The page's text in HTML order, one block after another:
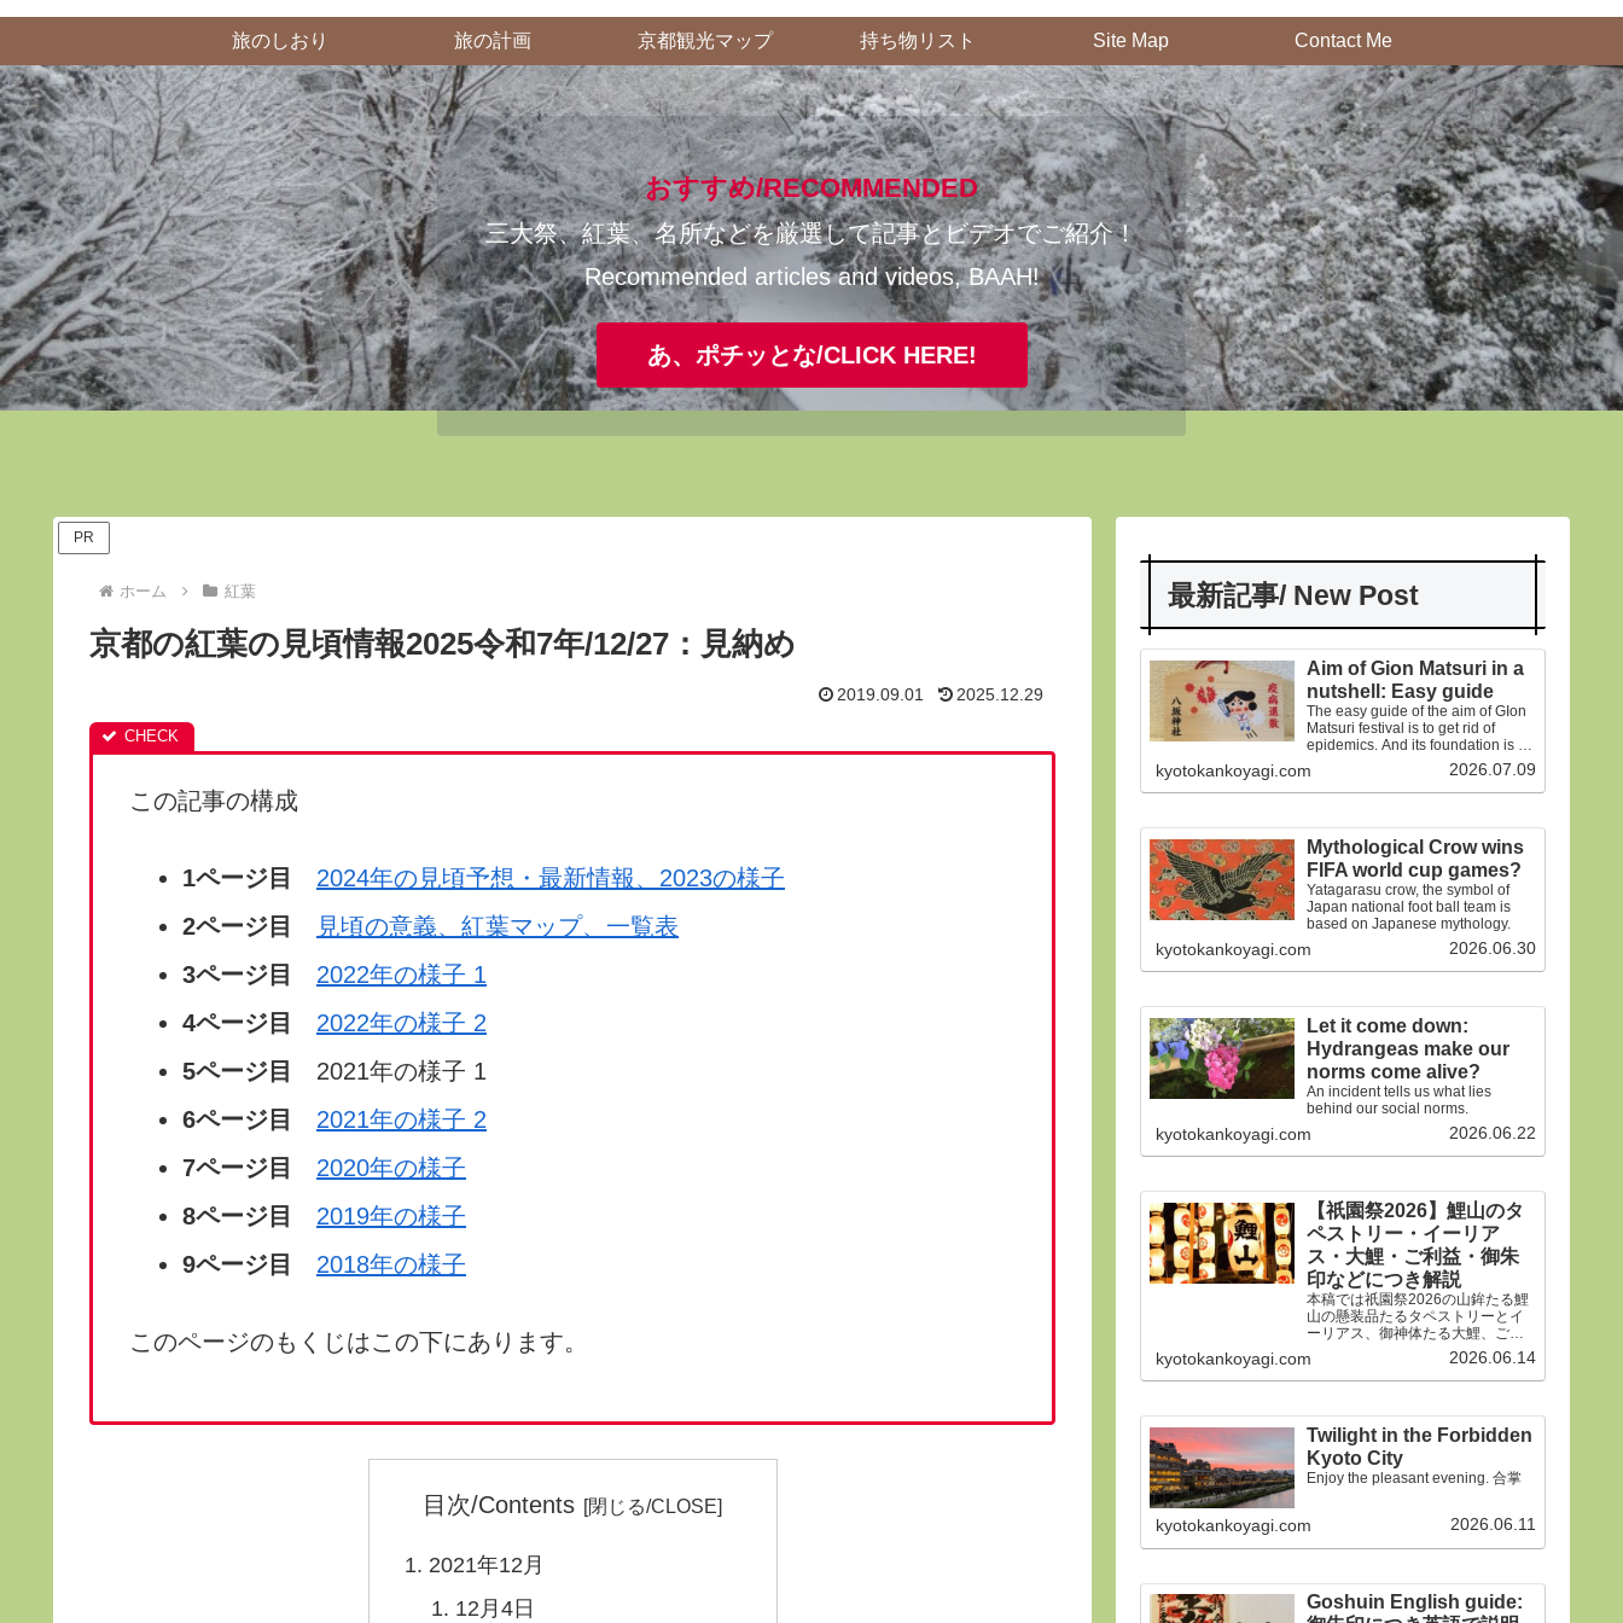
旅のしおり 旅の計画 京都観光マップ 持ち物リスト Site Map Contact Me
おすすめ/RECOMMENDED
三大祭、紅葉、名所などを厳選して記事とビデオでご紹介！
Recommended articles and videos, BAAH!
あ、ポチッとな/CLICK HERE!
PR
ホーム 紅葉
京都の紅葉の見頃情報2025令和7年/12/27：見納め
2019.09.01 2025.12.29
この記事の構成
1ページ目 2024年の見頃予想・最新情報、2023の様子
2ページ目
見頃の意義、紅葉マップ、一覧表
3ページ目
2022年の様子 1
4ページ目
2022年の様子 2
5ページ目
2021年の様子 1
6ページ目
2021年の様子 2
7ページ目
2020年の様子
8ページ目
2019年の様子
9ページ目
2018年の様子
このページのもくじはこの下にあります。
目次/Contents
2021年12月
12月4日
最新記事/ New Post
Aim of Gion Matsuri in a
nutshell: Easy guide
The easy guide of the aim of GIon
Matsuri festival is to get rid of
epidemics. And its foundation is on
kyotokankoyagi.com 2026.07.09
Mythological Crow wins
FIFA world cup games?
Yatagarasu crow, the symbol of
Japan national foot ball team is
based on Japanese mythology.
kyotokankoyagi.com 2026.06.30
Let it come down:
Hydrangeas make our
norms come alive?
An incident tells us what lies
behind our social norms.
kyotokankoyagi.com 2026.06.22
【祇園祭2026】鯉山のタ
ペストリー・イーリア
ス・大鯉・ご利益・御朱
印などにつき解説
本稿では祇園祭2026の山鉾たる鯉
山の懸装品たるタペストリーとイ
ーリアス、御神体たる大鯉、ご利
益、御朱印などにつき詳細に解説
申しあげます。合掌
kyotokankoyagi.com 2026.06.14
Twilight in the Forbidden
Kyoto City
Enjoy the pleasant evening. 合掌
kyotokankoyagi.com 2026.06.11
Goshuin English guide: